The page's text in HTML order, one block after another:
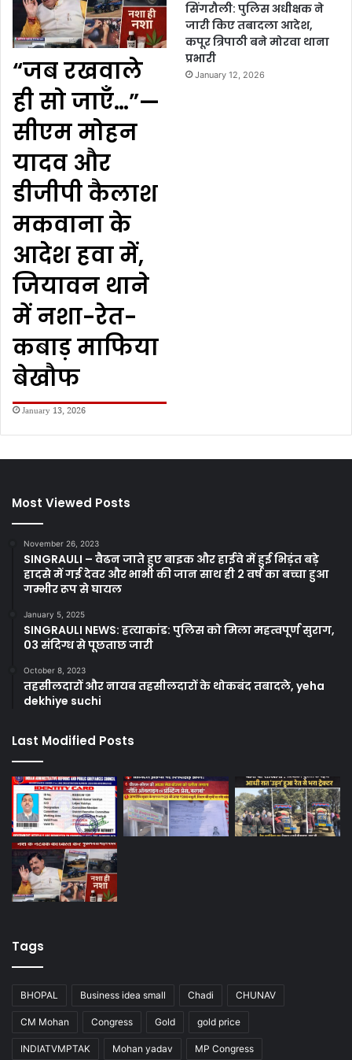
“जब रखवाले
ही सो जाएँ…”—
सीएम मोहन
यादव और
डीजीपी कैलाश
मकवाना के
आदेश हवा में,
जियावन थाने
में नशा-रेत-
कबाड़ माफिया
बेखौफ
January 13, 2026
सिंगरौली: पुलिस अधीक्षक ने
जारी किए तबादला आदेश,
कपूर त्रिपाठी बने मोरवा थाना
प्रभारी
January 12, 2026
Most Viewed Posts
November 26, 2023
SINGRAULI – वैढन जाते हुए बाइक और हाईवे में हुई भिड़ंत बड़े
हादसे में गई देवर और भाभी की जान साथ ही 2 वर्ष का बच्चा हुआ
गम्भीर रूप से घायल
January 5, 2025
SINGRAULI NEWS: हत्याकांड: पुलिस को मिला महत्वपूर्ण सुराग,
03 संदिग्ध से पूछताछ जारी
October 8, 2023
तहसीलदारों और नायब तहसीलदारों के थोकबंद तबादले, yeha
dekhiye suchi
Last Modified Posts
Tags
BHOPAL Business idea small Chadi CHUNAV
CM Mohan Congress Gold gold price
INDIATVMPTAK Mohan yadav MP Congress